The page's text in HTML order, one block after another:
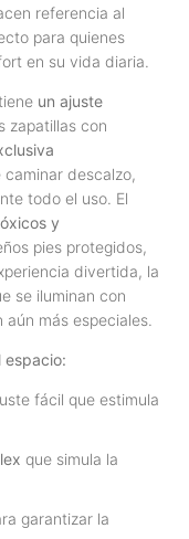
referencia al
para quienes
en su vida diaria.
un ajuste
zapatillas con
descalzo,
todo el uso. El
y
pies protegidos,
divertida, la
se iluminan con
más especiales.
espacio:
fácil que estimula
que simula la
garantizar la